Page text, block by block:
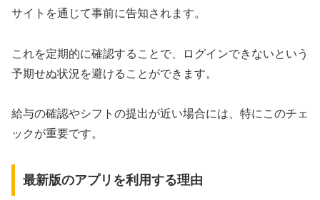
サイトを通じて事前に告知されます。
これを定期的に確認することで、ログインできないという
予期せぬ状況を避けることができます。
給与の確認やシフトの提出が近い場合には、特にこのチェ
ックが重要です。
最新版のアプリを利用する理由